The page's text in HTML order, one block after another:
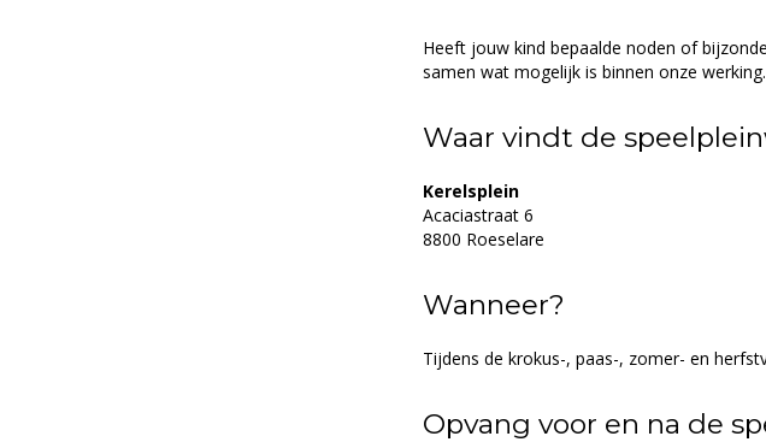
Heeft jouw kind bepaalde noden of
samen wat mogelijk is binnen onze werking.
Waar vindt de
Kerelsplein
Acaciastraat 6
​8800 Roeselare
Wanneer?
Tijdens de krokus-, paas-, zomer- en
Opvang voor en na de